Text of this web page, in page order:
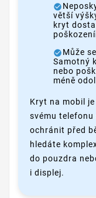
větší
kryt
Může
Samotný
nebo
méně
Kryt na mobil
svému
ochránit před
hledáte
do pouzdra
i displej.